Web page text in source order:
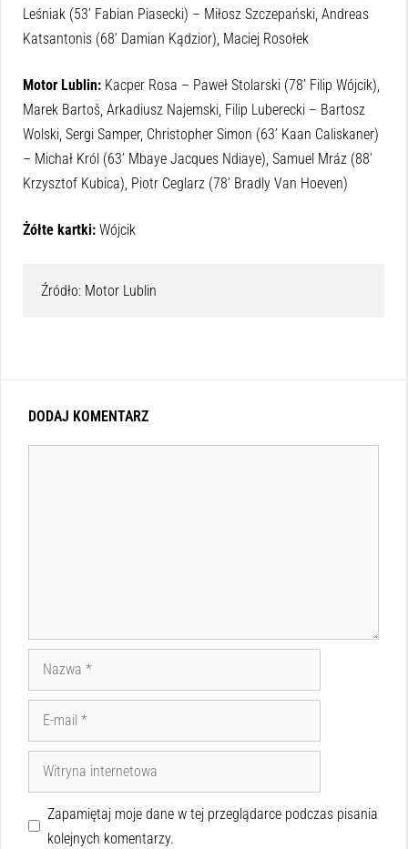
Leśniak (53’ Fabian Piasecki) – Miłosz Szczepański, Andreas
Katsantonis (68’ Damian Kądzior), Maciej Rosołek
Motor Lublin: Kacper Rosa – Paweł Stolarski (78’ Filip Wójcik),
Marek Bartoš, Arkadiusz Najemski, Filip Luberecki – Bartosz
Wolski, Sergi Samper, Christopher Simon (63’ Kaan Caliskaner)
– Michał Król (63’ Mbaye Jacques Ndiaye), Samuel Mráz (88’
Krzysztof Kubica), Piotr Ceglarz (78’ Bradly Van Hoeven)
Żółte kartki: Wójcik
Źródło: Motor Lublin
DODAJ KOMENTARZ
Zapamiętaj moje dane w tej przeglądarce podczas pisania
kolejnych komentarzy.